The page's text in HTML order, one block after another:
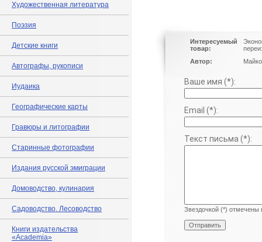
Художественная литература
Поэзия
Детские книги
Автографы, рукописи
Иудаика
Географические карты
Гравюры и литографии
Старинные фотографии
Издания русской эмиграции
Домоводство, кулинария
Садоводство. Лесоводство
Книги издательства
«Academia»
Интересуемый
товар:
Автор:
Ваше имя (*):
Email (*):
Текст письма (*):
Звездочкой (*) отмечены